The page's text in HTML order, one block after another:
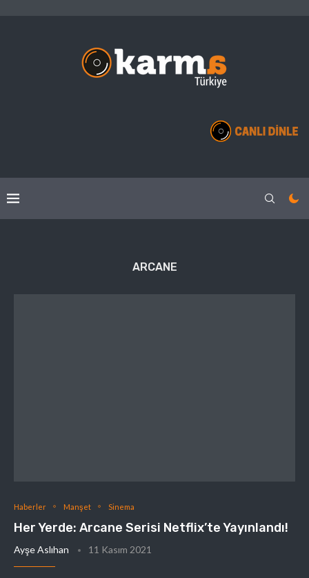
ARCANE
Haberler Manşet Sinema
Her Yerde: Arcane Serisi Netflix’te Yayınlandı!
Ayşe Aslıhan 11 Kasım 2021